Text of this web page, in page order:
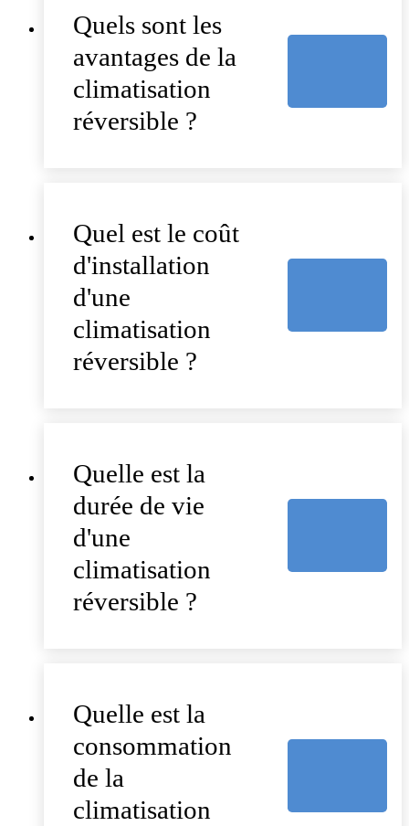
Quels sont les
avantages de la
climatisation
réversible ?
Quel est le coût
d'installation
d'une
climatisation
réversible ?
Quelle est la
durée de vie
d'une
climatisation
réversible ?
Quelle est la
consommation
de la
climatisation